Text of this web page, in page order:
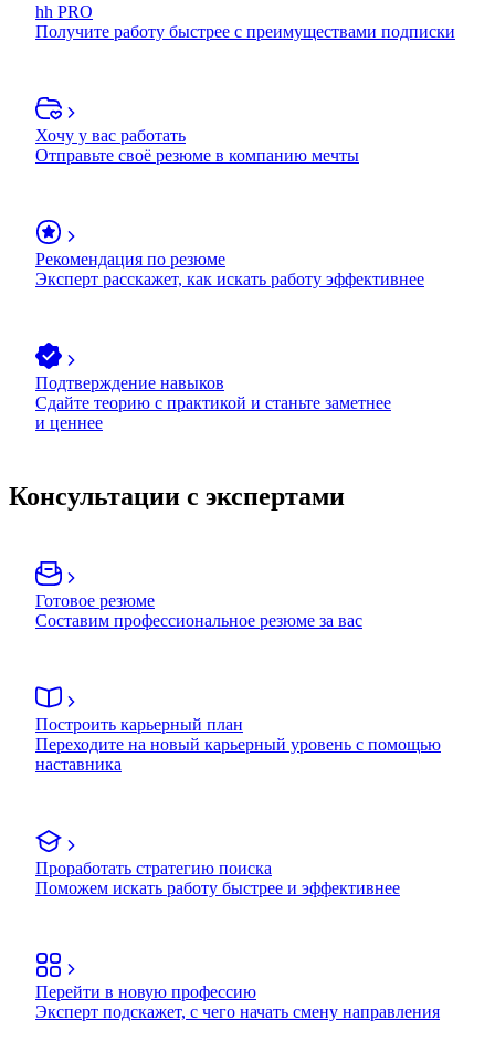
hh PRO
Получите работу быстрее с преимуществами подписки
Хочу у вас работать
Отправьте своё резюме в компанию мечты
Рекомендация по резюме
Эксперт расскажет, как искать работу эффективнее
Подтверждение навыков
Сдайте теорию с практикой и станьте заметнее
и ценнее
Консультации с экспертами
Готовое резюме
Составим профессиональное резюме за вас
Построить карьерный план
Переходите на новый карьерный уровень с помощью
наставника
Проработать стратегию поиска
Поможем искать работу быстрее и эффективнее
Перейти в новую профессию
Эксперт подскажет, с чего начать смену направления